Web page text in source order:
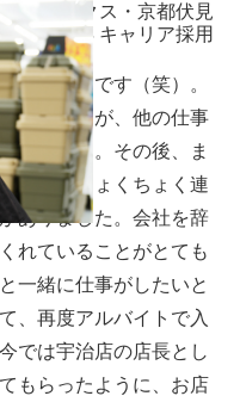
トバックス・京都伏見
2016年 キャリア採用
ているんです（笑）。
たのですが、他の仕事
しました。その後、ま
時も、ちょくちょく連
ありました。会社を辞
れていることがとても
一緒に仕事がしたいと
、再度アルバイトで入
では宇治店の店長とし
もらったように、お店